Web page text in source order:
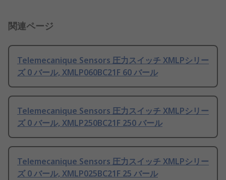
関連ページ
Telemecanique Sensors 圧力スイッチ XMLPシリー
ズ 0 バール, XMLP060BC21F 60 バール
Telemecanique Sensors 圧力スイッチ XMLPシリー
ズ 0 バール, XMLP250BC21F 250 バール
Telemecanique Sensors 圧力スイッチ XMLPシリー
ズ 0 バール, XMLP025BC21F 25 バール